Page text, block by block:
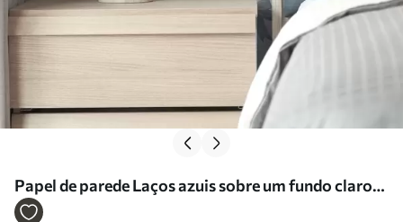
Papel de parede Laços azuis sobre um fundo claro
às riscas Nr. a01162v2